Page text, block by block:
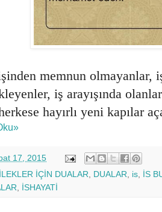
memnun olmayanlar,
iş arayışında
hayırlı yeni kapılar
17, 2015
İÇİN DUALAR, DUALAR, is, İS
, İSHAYATİ